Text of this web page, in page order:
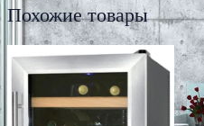
Похожие товары